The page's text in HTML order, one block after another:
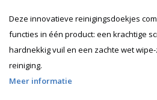
Deze innovatieve reinigingsdoekjes
functies in één product: een krachtige
hardnekkig vuil en een zachte wet
reiniging.
Meer informatie